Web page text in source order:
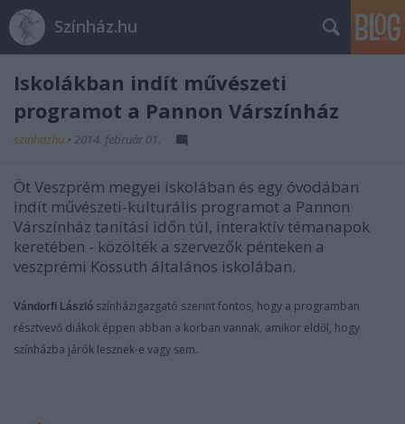
Színház.hu
Iskolákban indít művészeti
programot a Pannon Várszínház
szinhazhu • 2014. február 01.
Öt Veszprém megyei iskolában és egy óvodában
indít művészeti-kulturális programot a Pannon
Várszínház tanítási időn túl, interaktív témanapok
keretében - közölték a szervezők pénteken a
veszprémi Kossuth általános iskolában.
Vándorfi László színházigazgató szerint fontos, hogy a programban
résztvevő diákok éppen abban a korban vannak, amikor eldől, hogy
színházba járók lesznek-e vagy sem.